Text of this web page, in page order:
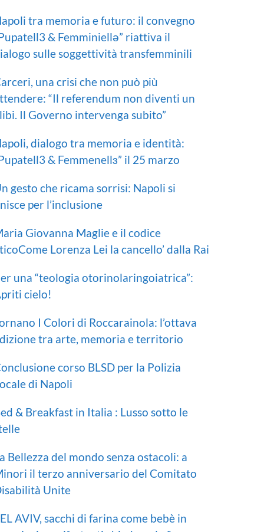
tra memoria e futuro: il convegno
& Femminiellə” riattiva il
sulle soggettività transfemminili
una crisi che non può più
“Il referendum non diventi un
Il Governo intervenga subito”
dialogo tra memoria e identità:
& Femmenellɜ” il 25 marzo
gesto che ricama sorrisi: Napoli si
per l’inclusione
Giovanna Maglie e il codice
Lorenza Lei la cancello’ dalla Rai
una “teologia otorinolaringoiatrica”:
cielo!
I Colori di Roccarainola: l’ottava
tra arte, memoria e territorio
corso BLSD per la Polizia
di Napoli
& Breakfast in Italia : Lusso sotto le
Bellezza del mondo senza ostacoli: a
il terzo anniversario del Comitato
Unite
AVIV, sacchi di farina come bebè in